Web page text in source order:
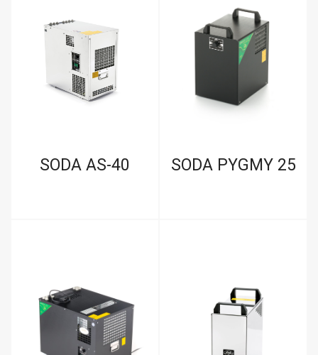
SODA AS-40 SODA PYGMY 25